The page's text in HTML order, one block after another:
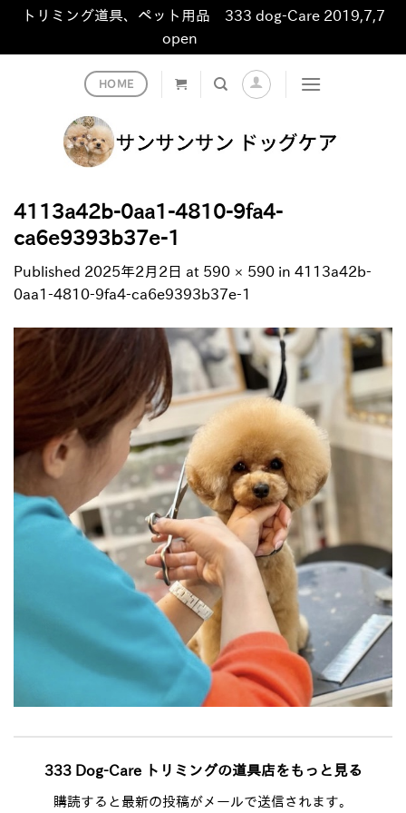
トリミング道具、ペット用品 333 dog-Care 2019,7,7
open
HOME
4113a42b-0aa1-4810-9fa4-
ca6e9393b37e-1
Published 2025年2月2日 at 590 × 590 in 4113a42b-
0aa1-4810-9fa4-ca6e9393b37e-1
333 Dog-Care トリミングの道具店をもっと見る
購読すると最新の投稿がメールで送信されます。